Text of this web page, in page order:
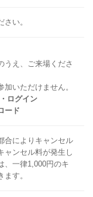
い。
え、ご来場くださ
いただけません。
ログイン
ード
合によりキャンセル
ャンセル料が発生し
、一律1,000円のキ
す。